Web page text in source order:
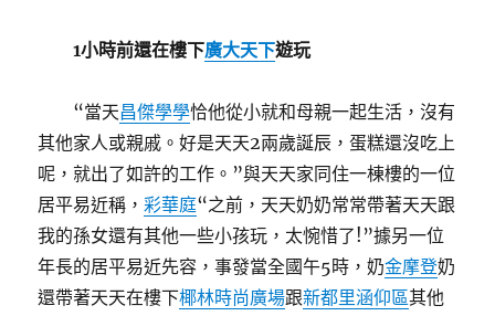
1小時前還在樓下廣大天下遊玩
“當天昌傑學學恰他從小就和母親一起生活，沒有
其他家人或親戚。好是天天2兩歲誕辰，蛋糕還沒吃上
呢，就出了如許的工作。”與天天家同住一棟樓的一位
居平易近稱，彩華庭“之前，天天奶奶常常帶著天天跟
我的孫女還有其他一些小孩玩，太惋惜了!”據另一位
年長的居平易近先容，事發當全國午5時，奶金摩登奶
還帶著天天在樓下椰林時尚廣場跟新都里涵仰區其他